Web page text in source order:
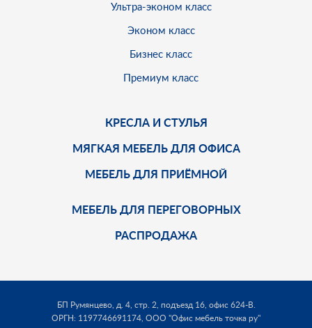
Ультра-эконом класс
Эконом класс
Бизнес класс
Премиум класс
КРЕСЛА И СТУЛЬЯ
МЯГКАЯ МЕБЕЛЬ ДЛЯ ОФИСА
МЕБЕЛЬ ДЛЯ ПРИЁМНОЙ
МЕБЕЛЬ ДЛЯ ПЕРЕГОВОРНЫХ
РАСПРОДАЖА
БП Румянцево, д. 4, стр. 2, подъезд 16, офис 624-В.
ОРГН: 1197746691174, ООО "Офис мебель точка ру"